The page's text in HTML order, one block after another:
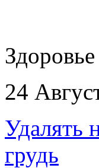
Здоровье
24
Удалять
грудь